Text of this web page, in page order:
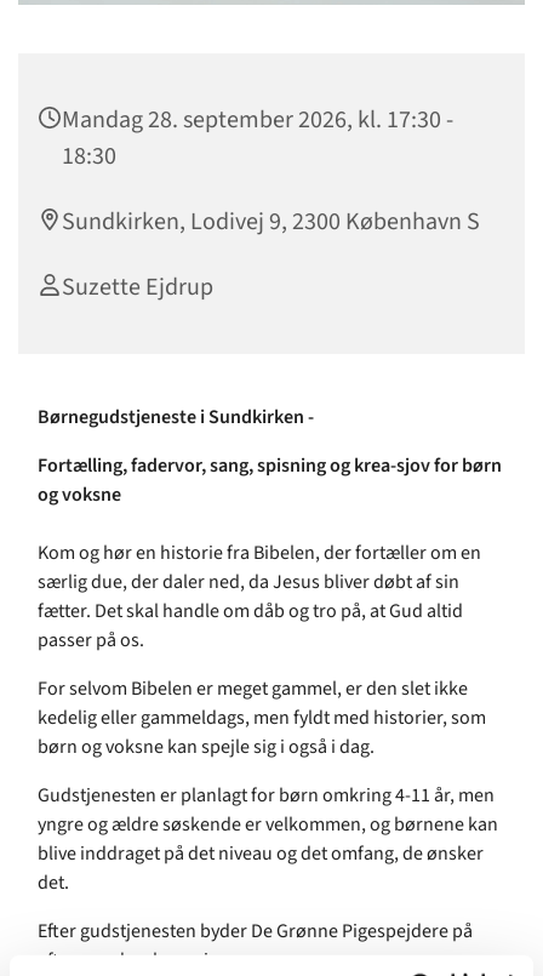
Mandag 28. september 2026, kl. 17:30 -
18:30
Sundkirken, Lodivej 9, 2300 København S
Suzette Ejdrup
Børnegudstjeneste i Sundkirken -
Fortælling, fadervor, sang, spisning og krea-sjov for børn
og voksne
Kom og hør en historie fra Bibelen, der fortæller om en
særlig due, der daler ned, da Jesus bliver døbt af sin
fætter. Det skal handle om dåb og tro på, at Gud altid
passer på os.
For selvom Bibelen er meget gammel, er den slet ikke
kedelig eller gammeldags, men fyldt med historier, som
børn og voksne kan spejle sig i også i dag.
Gudstjenesten er planlagt for børn omkring 4-11 år, men
yngre og ældre søskende er velkommen, og børnene kan
blive inddraget på det niveau og det omfang, de ønsker
det.
Efter gudstjenesten byder De Grønne Pigespejdere på
aftensmad og krea-sjov.